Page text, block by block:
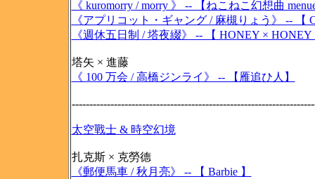
《 kuromorry / morry 》 -- 【ねこねこ幻想曲
《アプリコット・ギャング / 麻槻りょう》 -- 【
《週休五日制 / 塔夜綴》 -- 【 HONEY ×
塔矢 × 進藤
《 100 万会 / 高橋ジンライ》 -- 【雁追ひ人】
太空戰士 & 時空幻境
扎克斯 × 克勞德
《郵便馬車 / 秋月亮》 -- 【 Barbie 】